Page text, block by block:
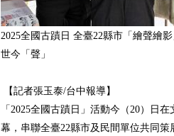
2025全國古蹟日 全臺22縣市「繪聲繪
世今「聲」
【記者張玉泰/台中報導】
「2025全國古蹟日」活動今（20）日
幕，串聯全臺22縣市及民間單位共同